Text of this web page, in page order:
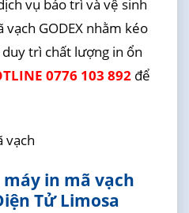
vụ bảo trì và vệ sinh
GODEX nhằm kéo
trì chất lượng in ổn
0776 103 892để
in mã vạch
Tử Limosa